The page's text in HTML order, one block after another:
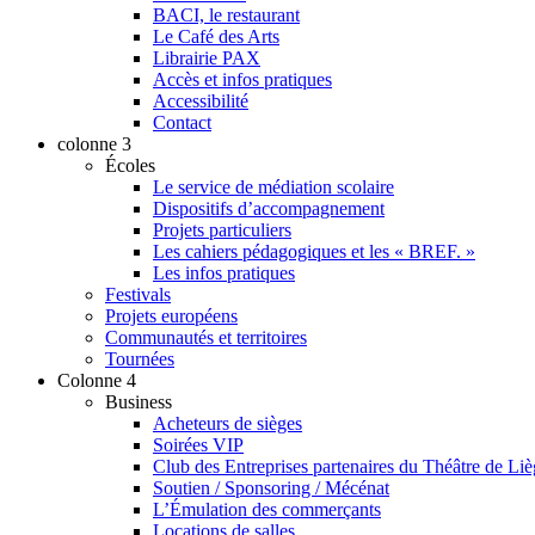
BACI, le restaurant
Le Café des Arts
Librairie PAX
Accès et infos pratiques
Accessibilité
Contact
colonne 3
Écoles
Le service de médiation scolaire
Dispositifs d’accompagnement
Projets particuliers
Les cahiers pédagogiques et les « BREF. »
Les infos pratiques
Festivals
Projets européens
Communautés et territoires
Tournées
Colonne 4
Business
Acheteurs de sièges
Soirées VIP
Club des Entreprises partenaires du Théâtre de
Soutien / Sponsoring / Mécénat
L’Émulation des commerçants
Locations de salles